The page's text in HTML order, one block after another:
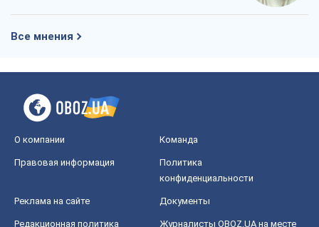
Все мнения
О компании Команда
Правовая информация
Политика
конфиденциальности
Реклама на сайте Документы
Редакционная политика
Журналисты OBOZ.UA на месте